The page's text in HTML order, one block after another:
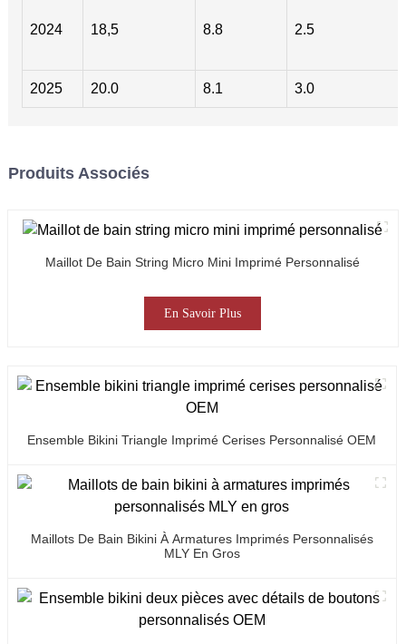
2024 18,5 8.8 2.5
2025 20.0 8.1 3.0
Produits Associés
Maillot De Bain String Micro Mini Imprimé Personnalisé
En Savoir Plus
Ensemble Bikini Triangle Imprimé Cerises Personnalisé OEM
Maillots De Bain Bikini À Armatures Imprimés Personnalisés
MLY En Gros